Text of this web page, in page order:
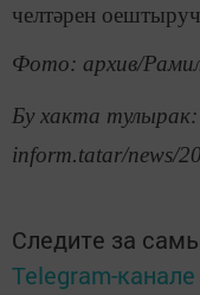
челтәрен
Фото: архив/
Бу хакта
inform.tatar/news/
Следите за
Telegram-канале